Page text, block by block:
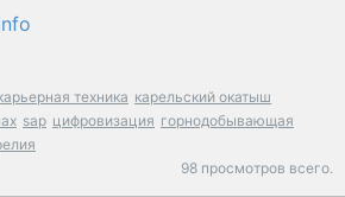
техника карельский окатыш
sap цифровизация горнодобывающая
98 просмотров всего.